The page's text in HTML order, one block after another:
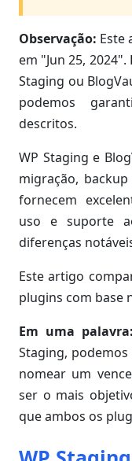
Observação: Este
em "Jun 25,
Staging ou
podemos
descritos.
WP Staging e
migração,
fornecem
uso e suporte
diferenças
Este artigo
plugins com base
Em uma palavra:
Staging,
nomear um
ser o mais
que ambos os